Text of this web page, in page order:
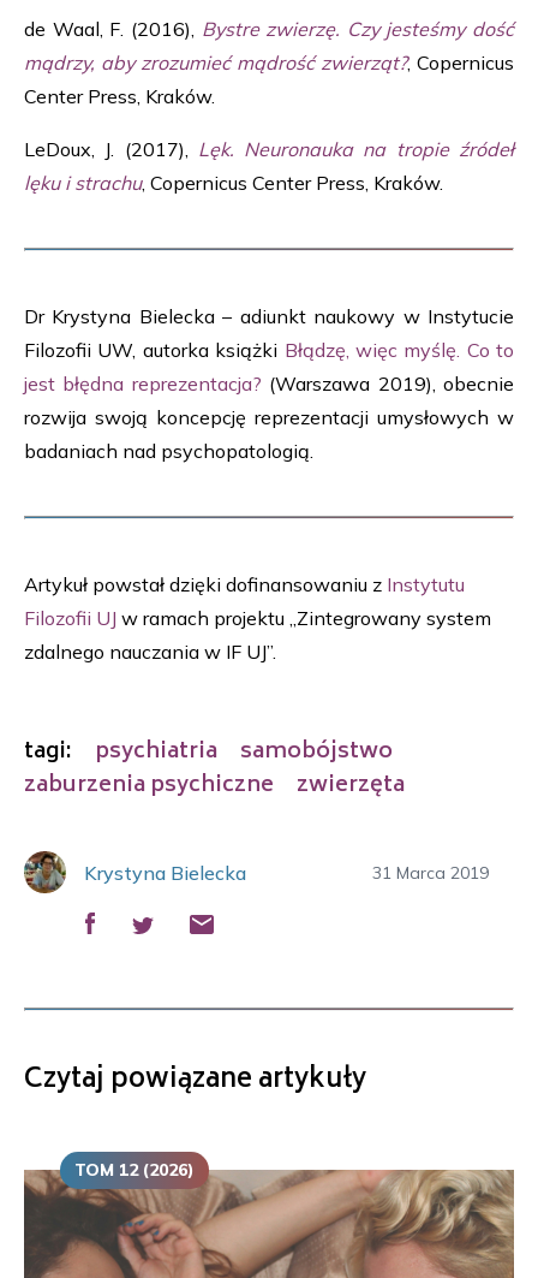
de Waal, F. (2016), Bystre zwierzę. Czy jesteśmy dość
mądrzy, aby zrozumieć mądrość zwierząt?, Copernicus
Center Press, Kraków.
LeDoux, J. (2017), Lęk. Neuronauka na tropie źródeł
lęku i strachu, Copernicus Center Press, Kraków.
Dr Krystyna Bielecka – adiunkt naukowy w Instytucie
Filozofii UW, autorka książki Błądzę, więc myślę. Co to
jest błędna reprezentacja? (Warszawa 2019), obecnie
rozwija swoją koncepcję reprezentacji umysłowych w
badaniach nad psychopatologią.
Artykuł powstał dzięki dofinansowaniu z Instytutu
Filozofii UJ w ramach projektu „Zintegrowany system
zdalnego nauczania w IF UJ”.
tagi: psychiatria
samobójstwo
zaburzenia psychiczne
zwierzęta
Krystyna Bielecka 31 Marca 2019
Czytaj powiązane artykuły
TOM 12 (2026)